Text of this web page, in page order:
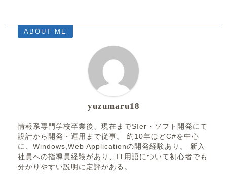
ABOUT ME
yuzumaru18
情報系専門学校卒業後、現在までSIer・ソフト開発にて
設計から開発・運用まで従事。 約10年ほどC#を中心
に、Windows,Web Applicationの開発経験あり。 新入
社員への指導員経験があり、IT用語について初心者でも
分かりやすい説明に定評がある。